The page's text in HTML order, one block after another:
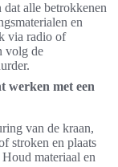
alle betrokkenen
en
via radio of
volg de
werken met een
van de kraan,
stroken en plaats
materiaal en